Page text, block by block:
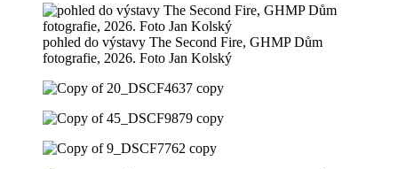
pohled do výstavy The Second Fire, GHMP Dům
fotografie, 2026. Foto Jan Kolský